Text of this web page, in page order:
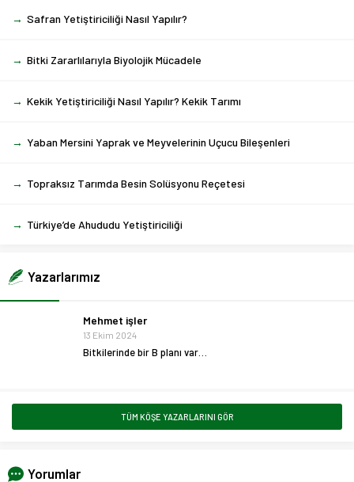
→ Safran Yetiştiriciliği Nasıl Yapılır?
→ Bitki Zararlılarıyla Biyolojik Mücadele
→ Kekik Yetiştiriciliği Nasıl Yapılır? Kekik Tarımı
→ Yaban Mersini Yaprak ve Meyvelerinin Uçucu Bileşenleri
→ Topraksız Tarımda Besin Solüsyonu Reçetesi
→ Türkiye’de Ahududu Yetiştiriciliği
Yazarlarımız
Mehmet işler
13 Ekim 2024
Bitkilerinde bir B planı var…
TÜM KÖŞE YAZARLARINI GÖR
Yorumlar